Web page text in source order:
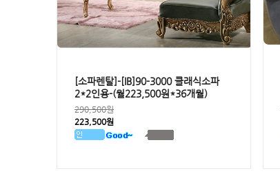
[소파렌탈]-[IB]90-3000 클래식소파
2*2인용-(월223,500원*36개월)
290,500원
223,500원